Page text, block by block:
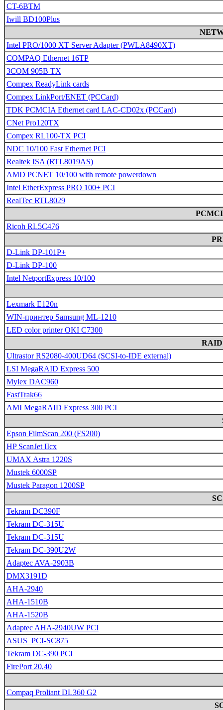
CT-6BTM
Iwill BD100Plus
Intel PRO/1000 XT Server Adapter (PWLA8490XT)
COMPAQ Ethernet 16TP
3COM 905B TX
Compex ReadyLink cards
Compex LinkPort/ENET (PCCard)
TDK PCMCIA Ethernet card LAC-CD02x (PCCard)
CNet Pro120TX
Compex RL100-TX PCI
NDC 10/100 Fast Ethernet PCI
Realtek ISA (RTL8019AS)
AMD PCNET 10/100 with remote powerdown
Intel EtherExpress PRO 100+ PCI
RealTec RTL8029
Ricoh RL5C476
D-Link DP-101P+
D-Link DP-100
Intel NetportExpress 10/100
Lexmark E120n
WIN-принтер Samsung ML-1210
LED color printer OKI C7300
Ultrastor RS2080-400UD64 (SCSI-to-IDE external)
LSI MegaRAID Express 500
Mylex DAC960
FastTrak66
AMI MegaRAID Express 300 PCI
Epson FilmScan 200 (FS200)
HP ScanJet IIcx
UMAX Astra 1220S
Mustek 6000SP
Mustek Paragon 1200SP
Tekram DC390F
Tekram DC-315U
Tekram DC-315U
Tekram DC-390U2W
Adaptec AVA-2903B
DMX3191D
AHA-2940
AHA-1510B
AHA-1520B
Adaptec AHA-2940UW PCI
ASUS_PCI-SC875
Tekram DC-390 PCI
FirePort 20,40
Compaq Proliant DL360 G2